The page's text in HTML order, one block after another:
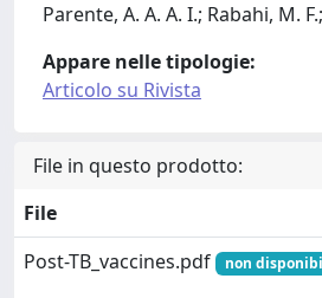
Parente, A. A. A. I.; Rabahi, M.
Appare nelle tipologie:
Articolo su Rivista
File in questo prodotto:
File
Post-TB_vaccines.pdf
non